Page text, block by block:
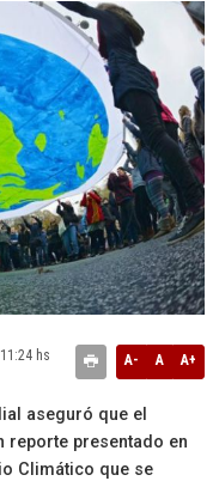
A- A A+
hs
aseguró que el
reporte presentado en
Climático que se